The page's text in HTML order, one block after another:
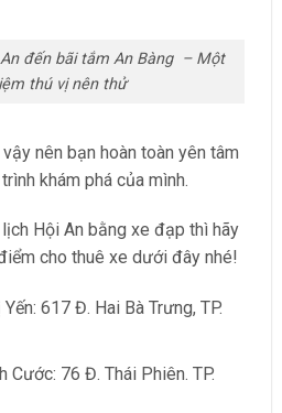
đến bãi tắm An Bàng – Một
thú vị nên thử
nên bạn hoàn toàn yên tâm
khám phá của mình.
Hội An bằng xe đạp thì hãy
cho thuê xe dưới đây nhé!
617 Đ. Hai Bà Trưng, TP.
Cước: 76 Đ. Thái Phiên. TP.